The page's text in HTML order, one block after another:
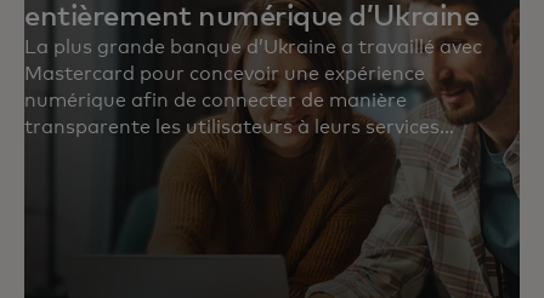
entièrement numérique d’Ukraine
La plus grande banque d’Ukraine a travaillé avec
Mastercard pour concevoir une expérience
numérique afin de connecter de manière
transparente les utilisateurs à leurs services